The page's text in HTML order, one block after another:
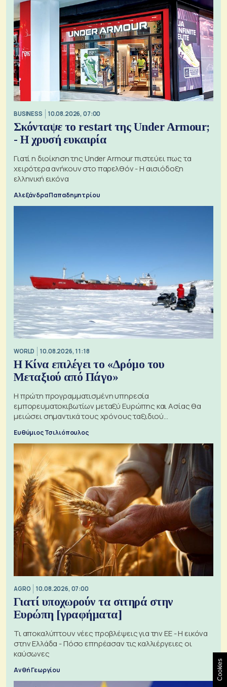
BUSINESS 10.08.2026, 07:00
Σκόνταψε το restart της Under Armour;
- Η χρυσή ευκαιρία
Γιατί η διοίκηση της Under Armour πιστεύει πως τα
χειρότερα ανήκουν στο παρελθόν - Η αισιόδοξη
ελληνική εικόνα
Αλεξάνδρα Παπαδημητρίου
WORLD 10.08.2026, 11:18
Η Κίνα επιλέγει το «Δρόμο του
Μεταξιού από Πάγο»
Η πρώτη προγραμματισμένη υπηρεσία
εμπορευματοκιβωτίων μεταξύ Ευρώπης και Ασίας θα
μειώσει σημαντικά τους χρόνους ταξιδιού
χρησιμοποιώντας την Αρκτική ως πλωτή οδό
Ευθύμιος Τσιλιόπουλος
AGRO 10.08.2026, 07:00
Γιατί υποχωρούν τα σιτηρά στην
Ευρώπη [γραφήματα]
Τι αποκαλύπτουν νέες προβλέψεις για την ΕΕ - Η εικόνα
στην Ελλάδα - Πόσο επηρέασαν τις καλλιέργειες οι
καύσωνες
Ανθή Γεωργίου Cookies